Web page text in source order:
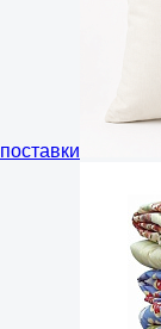
поставки